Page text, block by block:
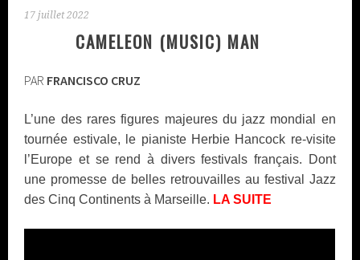
17 juillet 2022
CAMELEON (MUSIC) MAN
PAR FRANCISCO CRUZ
L’une des rares figures majeures du jazz mondial en
tournée estivale, le pianiste Herbie Hancock re-visite
l’Europe et se rend à divers festivals français. Dont
une promesse de belles retrouvailles au festival Jazz
des Cinq Continents à Marseille. LA SUITE